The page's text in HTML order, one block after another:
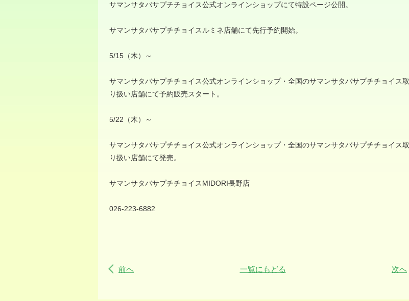
サマンサタバサプチチョイス公式オンラインショップにて特設ページ公開。
サマンサタバサプチチョイスルミネ店舗にて先行予約開始。
5/15（木）～
サマンサタバサプチチョイス公式オンラインショップ・全国のサマンサタバサプチチョイス取
り扱い店舗にて予約販売スタート。
5/22（木）～
サマンサタバサプチチョイス公式オンラインショップ・全国のサマンサタバサプチチョイス取
り扱い店舗にて発売。
サマンサタバサプチチョイスMIDORI長野店
026-223-6882
前へ 一覧にもどる 次へ